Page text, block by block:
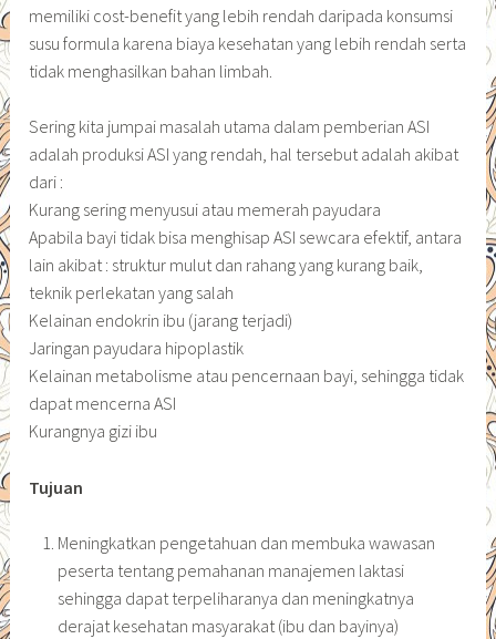
memiliki cost-benefit yang lebih rendah daripada konsumsi
susu formula karena biaya kesehatan yang lebih rendah serta
tidak menghasilkan bahan limbah.
Sering kita jumpai masalah utama dalam pemberian ASI
adalah produksi ASI yang rendah, hal tersebut adalah akibat
dari :
Kurang sering menyusui atau memerah payudara
Apabila bayi tidak bisa menghisap ASI sewcara efektif, antara
lain akibat : struktur mulut dan rahang yang kurang baik,
teknik perlekatan yang salah
Kelainan endokrin ibu (jarang terjadi)
Jaringan payudara hipoplastik
Kelainan metabolisme atau pencernaan bayi, sehingga tidak
dapat mencerna ASI
Kurangnya gizi ibu
Tujuan
Meningkatkan pengetahuan dan membuka wawasan
peserta tentang pemahanan manajemen laktasi
sehingga dapat terpeliharanya dan meningkatnya
derajat kesehatan masyarakat (ibu dan bayinya)